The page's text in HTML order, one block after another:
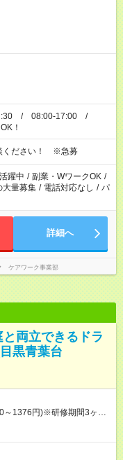
16:30 / 08:00-17:00 /
！
ください！ ※急募
躍中 / 副業・WワークOK /
大量募集 / 電話対応なし / パ
詳細へ
ケアワーク事業部
両立できるドラ
黒青葉台
～1376円)※研修期間3ヶ月
社内試験合格後、時給＋50
入社日
形態、給与は本採用時と